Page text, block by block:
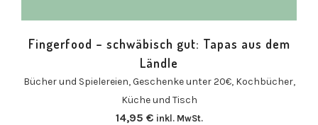
Fingerfood – schwäbisch gut: Tapas aus dem
Ländle
Bücher und Spielereien,Geschenke unter 20€, Kochbücher,
Küche und Tisch
14,95 € inkl. MwSt.